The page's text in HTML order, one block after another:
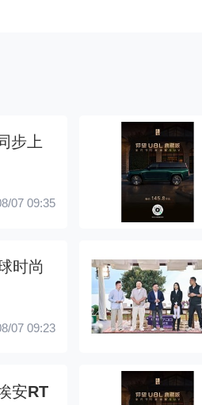
步上
07 09:35
时尚
07 09:23
安RT